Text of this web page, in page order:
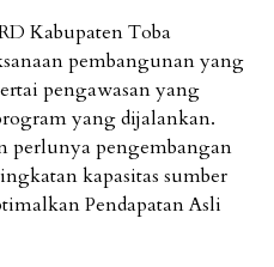
Kabupaten Toba
pembangunan yang
pengawasan yang
yang dijalankan.
perlunya pengembangan
kapasitas sumber
Pendapatan Asli